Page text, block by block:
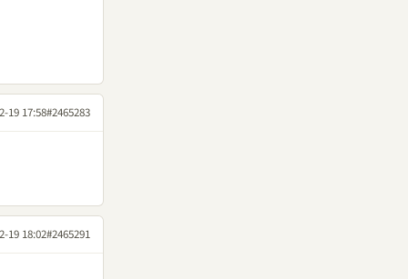
19 17:58#2465283
19 18:02#2465291